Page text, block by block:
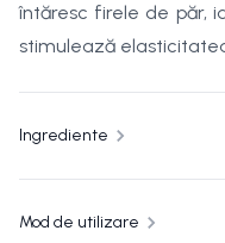
întăresc firele de păr,
stimulează
Ingrediente
Mod de utilizare